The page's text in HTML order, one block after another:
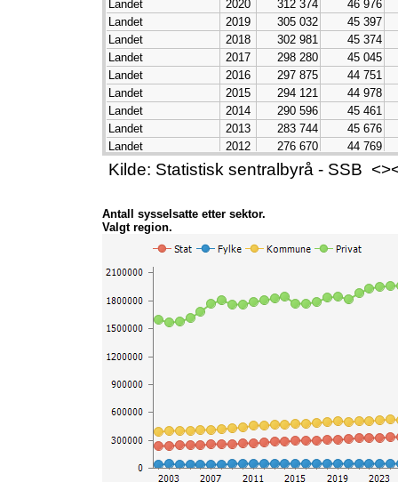
Landet
2020 312 374
46 976
Landet
2019 305 032
45 397
Landet
2018 302 981
45 374
Landet
2017 298 280
45 045
Landet
2016 297 875
44 751
Landet
2015 294 121
44 978
Landet
2014 290 596
45 461
Landet
2013 283 744
45 676
Landet
2012 276 670
44 769
Landet
2011 272 369
44 480
266 564
Landet
2008
Landet
2006 252 827
41 705
Landet
246 775
40 338
Landet
2003 243 657
43 277
Landet
Landet
Kilde: Statistisk sentralbyrå - SSB
Antall sysselsatte etter sektor.
Valgt region.